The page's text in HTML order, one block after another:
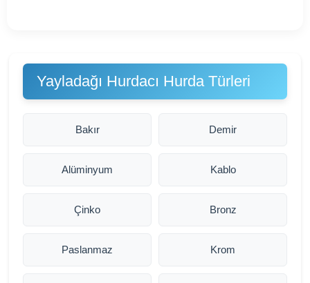
Yayladağı Hurdacı Hurda Türleri
Bakır Demir
Alüminyum Kablo
Çinko Bronz
Paslanmaz Krom